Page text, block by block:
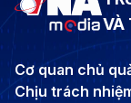
VÀ
Cơ quan chủ
Chịu trách